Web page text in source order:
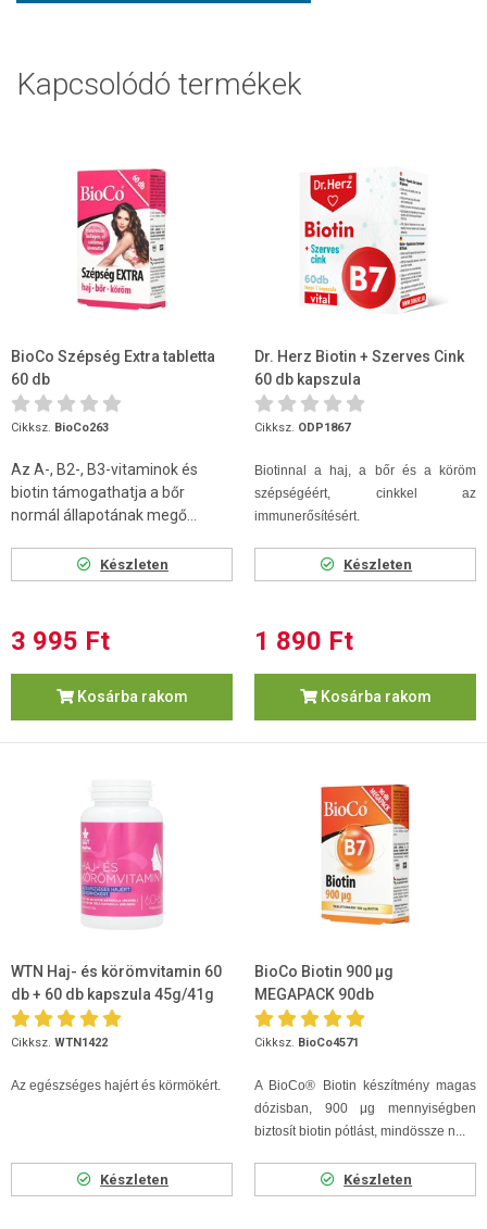
Kapcsolódó termékek
BioCo Szépség Extra tabletta
60 db
Cikksz. BioCo263
Az A-, B2-, B3-vitaminok és
biotin támogathatja a bőr
normál állapotának megő...
Készleten
3 995 Ft
Kosárba rakom
Dr. Herz Biotin + Szerves Cink
60 db kapszula
Cikksz. ODP1867
Biotinnal a haj, a bőr és a köröm
szépségéért, cinkkel az
immunerősítésért.
Készleten
1 890 Ft
Kosárba rakom
WTN Haj- és körömvitamin 60
db + 60 db kapszula 45g/41g
Cikksz. WTN1422
Az egészséges hajért és körmökért.
Készleten
BioCo Biotin 900 µg
MEGAPACK 90db
Cikksz. BioCo4571
A BioCo® Biotin készítmény magas
dózisban, 900 μg mennyiségben
biztosít biotin pótlást, mindössze n...
Készleten